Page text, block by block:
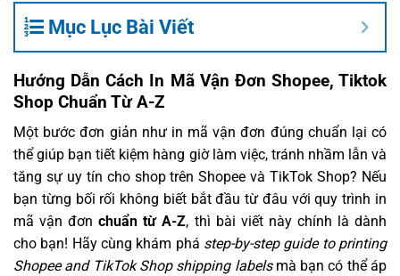
Mục Lục Bài Viết
Hướng Dẫn Cách In Mã Vận Đơn Shopee, Tiktok
Shop Chuẩn Từ A-Z
Một bước đơn giản như in mã vận đơn đúng chuẩn lại có
thể giúp bạn tiết kiệm hàng giờ làm việc, tránh nhầm lẫn và
tăng sự uy tín cho shop trên Shopee và TikTok Shop? Nếu
bạn từng bối rối không biết bắt đầu từ đâu với quy trình in
mã vận đơnchuẩn từ A-Z, thì bài viết này chính là dành
cho bạn! Hãy cùng khám phá step-by-step guide to printing
Shopee and TikTok Shop shipping labelsmà bạn có thể áp